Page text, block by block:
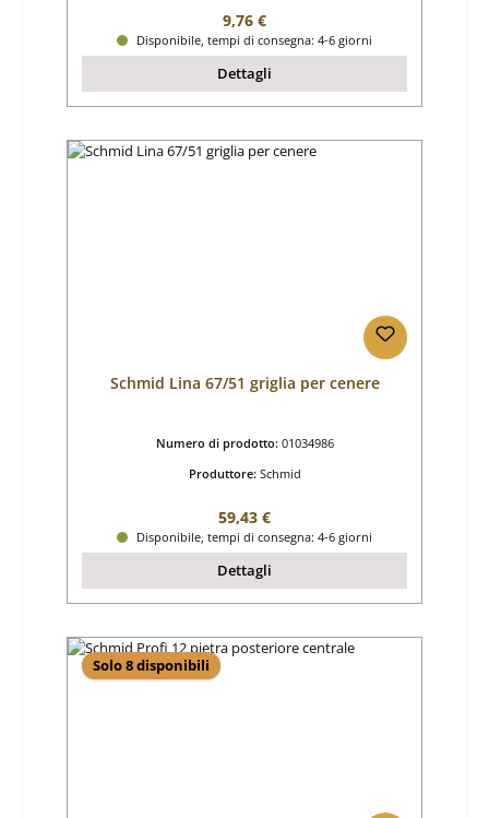
Prezzo normale:
9,76 €
Disponibile, tempi di consegna: 4-6 giorni
Dettagli
Schmid Lina 67/51 griglia per cenere
Numero di prodotto: 01034986
Produttore: Schmid
Prezzo normale:
59,43 €
Disponibile, tempi di consegna: 4-6 giorni
Dettagli
Solo 8 disponibili